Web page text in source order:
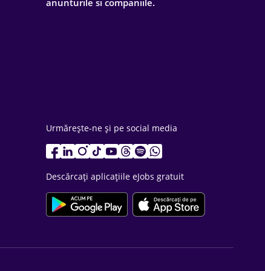
anunturile si companiile.
Urmărește-ne și pe social media
Descărcați aplicațiile eJobs gratuit